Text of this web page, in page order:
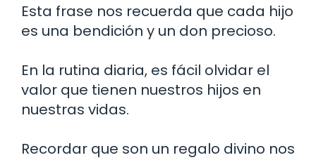
Esta frase nos recuerda que cada hijo
es una bendición y un don precioso.
En la rutina diaria, es fácil olvidar el
valor que tienen nuestros hijos en
nuestras vidas.
Recordar que son un regalo divino nos